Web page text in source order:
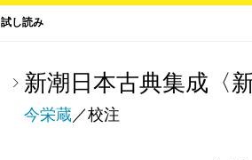
試し読み
新潮日本古典集成〈
今栄蔵／校注